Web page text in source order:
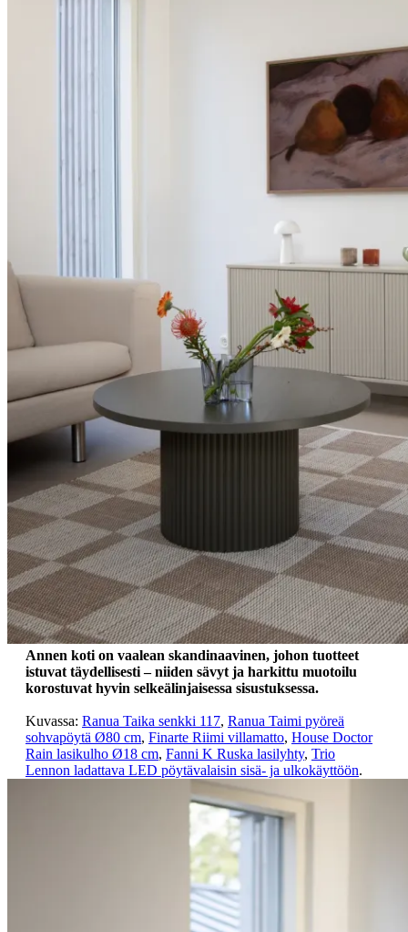
Annen koti on vaalean skandinaavinen, johon tuotteet
istuvat täydellisesti – niiden sävyt ja harkittu muotoilu
korostuvat hyvin selkeälinjaisessa sisustuksessa.
Kuvassa: Ranua Taika senkki 117, Ranua Taimi pyöreä
sohvapöytä Ø80 cm, Finarte Riimi villamatto, House Doctor
Rain lasikulho Ø18 cm, Fanni K Ruska lasilyhty, Trio
Lennon ladattava LED pöytävalaisin sisä- ja ulkokäyttöön.